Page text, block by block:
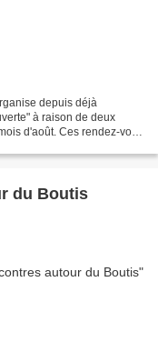
depuis déjà
à raison de deux
d'août. Ces rendez-vous
du Boutis